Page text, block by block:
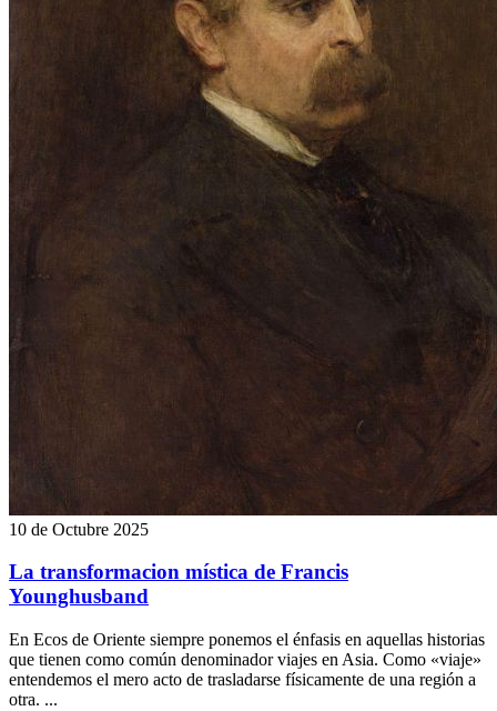
10 de Octubre 2025
La transformacion mística de Francis
Younghusband
En Ecos de Oriente siempre ponemos el énfasis en aquellas historias
que tienen como común denominador viajes en Asia. Como «viaje»
entendemos el mero acto de trasladarse físicamente de una región a
otra. ...